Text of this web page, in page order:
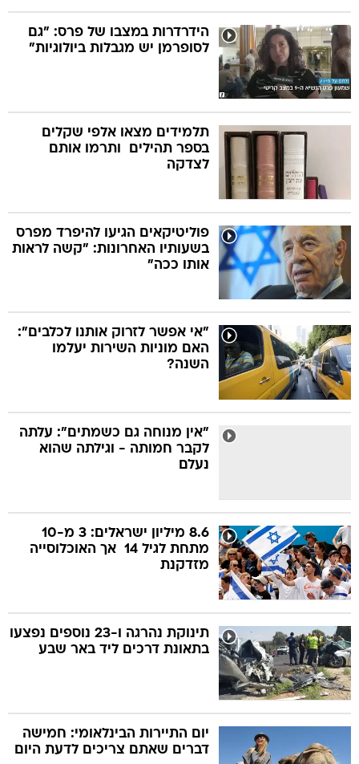
הידרדרות במצבו של פרס: "גם
לסופרמן יש מגבלות ביולוגיות"
תלמידים מצאו אלפי שקלים
בספר תהילים  ותרמו אותם
לצדקה
פוליטיקאים הגיעו להיפרד מפרס
בשעותיו האחרונות: "קשה לראות
אותו ככה"
"אי אפשר לזרוק אותנו לכלבים":
האם מוניות השירות יעלמו
השנה?
"אין מנוחה גם כשמתים": עלתה
לקבר חמותה - וגילתה שהוא
נעלם
8.6 מיליון ישראלים: 3 מ-10
מתחת לגיל 14  אך האוכלוסייה
מזדקנת
תינוקת נהרגה ו-23 נוספים נפצעו
בתאונת דרכים ליד באר שבע
יום התיירות הבינלאומי: חמישה
דברים שאתם צריכים לדעת היום